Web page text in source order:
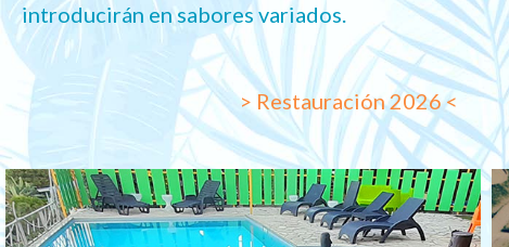
introducirán en sabores variados.
> Restauración 2026 <